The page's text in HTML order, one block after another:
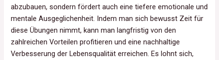
abzubauen, sondern fördert auch eine tiefere emotionale und
mentale Ausgeglichenheit. Indem man sich bewusst Zeit für
diese Übungen nimmt, kann man langfristig von den
zahlreichen Vorteilen profitieren und eine nachhaltige
Verbesserung der Lebensqualität erreichen. Es lohnt sich,